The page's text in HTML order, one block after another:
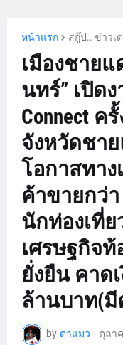
หน้าแรก สกู๊ป.. ข่าวเ
เมืองชาย
นทร์” เปิดง
Connect ค
จังหวัดชา
โอกาสทา
ค้าขายกว่
นักท่องเที่ย
เศรษฐกิจท้
ยั่งยืน คาด
ล้านบาท(มี
by ตาแมว - ตุลา